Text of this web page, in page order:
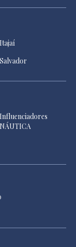
Itajaí
Salvador
Influenciadores
NÁUTICA